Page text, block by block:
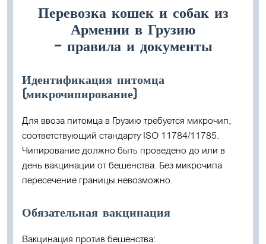
Перевозка кошек и собак из
Армении в Грузию
– правила и документы
Идентификация питомца
(микрочипирование)
Для ввоза питомца в Грузию требуется микрочип,
соответствующий стандарту ISO 11784/11785.
Чипирование должно быть проведено до или в
день вакцинации от бешенства. Без микрочипа
пересечение границы невозможно.
Обязательная вакцинация
Вакцинация против бешенства: